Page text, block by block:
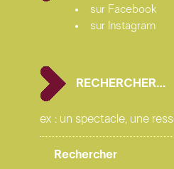
sur Facebook
sur Instagram
RECHERCHER…